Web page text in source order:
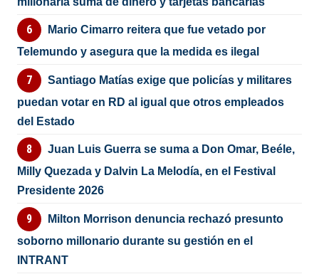
Mario Cimarro reitera que fue vetado por
Telemundo y asegura que la medida es ilegal
Santiago Matías exige que policías y militares
puedan votar en RD al igual que otros empleados
del Estado
Juan Luis Guerra se suma a Don Omar, Beéle,
Milly Quezada y Dalvin La Melodía, en el Festival
Presidente 2026
Milton Morrison denuncia rechazó presunto
soborno millonario durante su gestión en el
INTRANT